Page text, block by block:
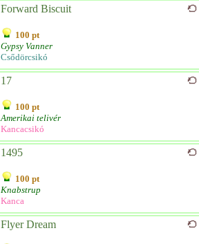
Forward Biscuit
100 pt
Gypsy Vanner
Csődörcsikó
17
100 pt
Amerikai telivér
Kancacsikó
1495
100 pt
Knabstrup
Kanca
Flyer Dream